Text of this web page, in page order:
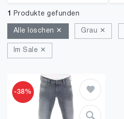
1 Produkte gefunden
Alle löschen ✕ Grau ✕
Im Sale ✕
-38%